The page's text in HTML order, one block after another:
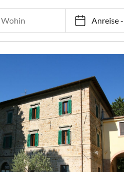
Anreise-